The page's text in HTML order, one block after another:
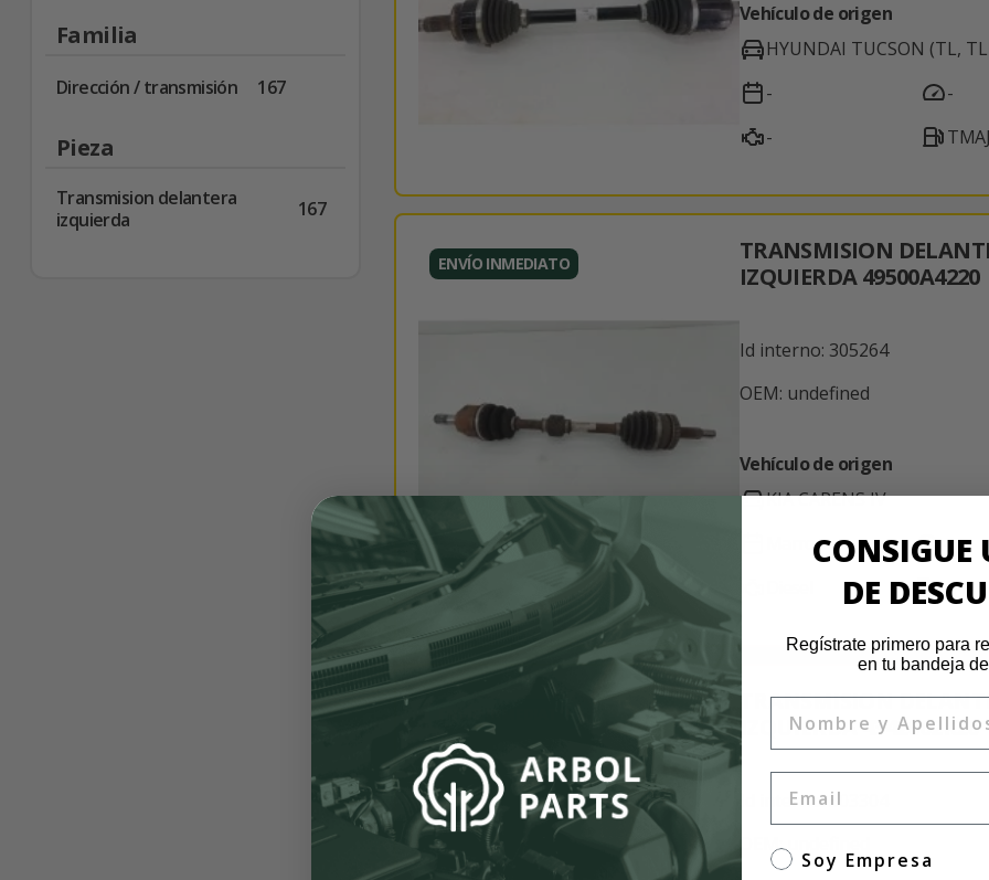
Familia
Dirección / transmisión 167
Pieza
Transmision delantera
izquierda
167
Vehículo de origen
HYUNDAI TUCSON (TL,
-
-
-
ENVÍO INMEDIATO
TRANSMISION
IZQUIERDA 49500A4220
Id interno: 305264
OEM: undefined
Vehículo de origen
KIA CARENS IV
Marro
-
TRANSMISION
IZQUIERDA 4342002K20
Id interno: 303304
OEM: undefined
CONSIGUE
DE
Regístrate primero para
en tu bandeja
tipo de cliente
Soy Empresa